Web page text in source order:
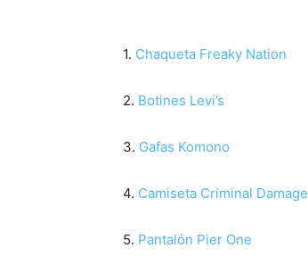
1. Chaqueta Freaky Nation
2. Botines Levi’s
3. Gafas Komono
4. Camiseta Criminal Damage
5. Pantalón Pier One